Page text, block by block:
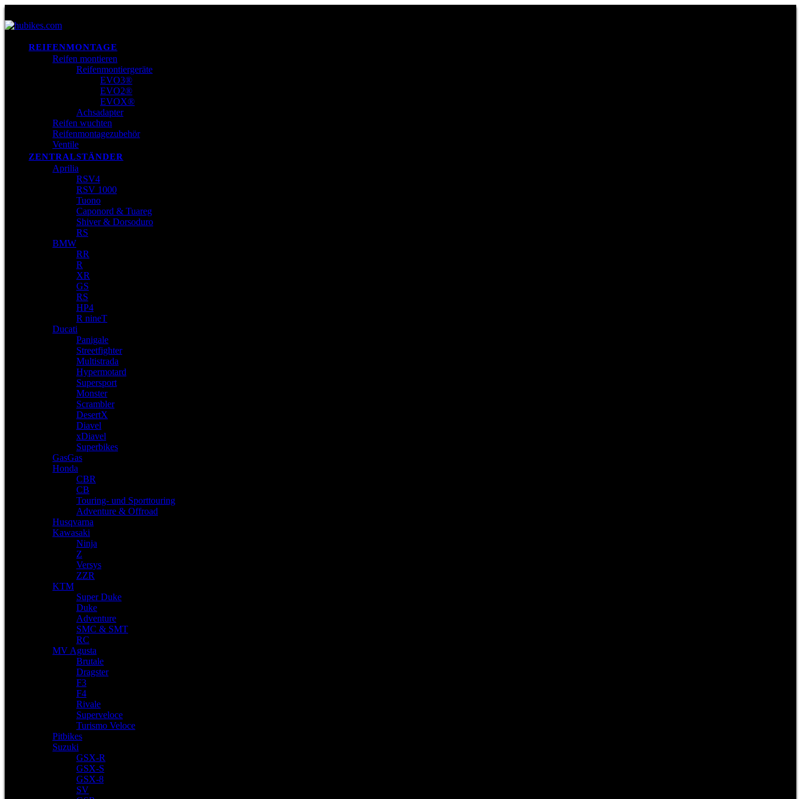
REIFENMONTAGE
Reifen montieren
Reifenmontiergeräte
EVO3®
EVO2®
EVOX®
Achsadapter
Reifen wuchten
Reifenmontagezubehör
Ventile
ZENTRALSTÄNDER
Aprilia
RSV4
RSV 1000
Tuono
Caponord & Tuareg
Shiver & Dorsoduro
RS
BMW
RR
R
XR
GS
RS
HP4
R nineT
Ducati
Panigale
Streetfighter
Multistrada
Hypermotard
Supersport
Monster
Scrambler
DesertX
Diavel
xDiavel
Superbikes
GasGas
Honda
CBR
CB
Touring- und Sporttouring
Adventure & Offroad
Husqvarna
Kawasaki
Ninja
Z
Versys
ZZR
KTM
Super Duke
Duke
Adventure
SMC & SMT
RC
MV Agusta
Brutale
Dragster
F3
F4
Rivale
Superveloce
Turismo Veloce
Pitbikes
Suzuki
GSX-R
GSX-S
GSX-8
SV